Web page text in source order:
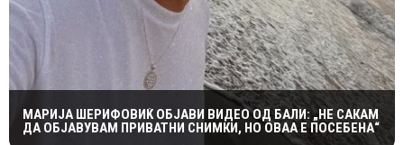
МАРИЈА ШЕРИФОВИЌ ОБЈАВИ ВИДЕО ОД БАЛИ: „НЕ САКАМ
ДА ОБЈАВУВАМ ПРИВАТНИ СНИМКИ, НО ОВАА Е ПОСЕБЕНА“